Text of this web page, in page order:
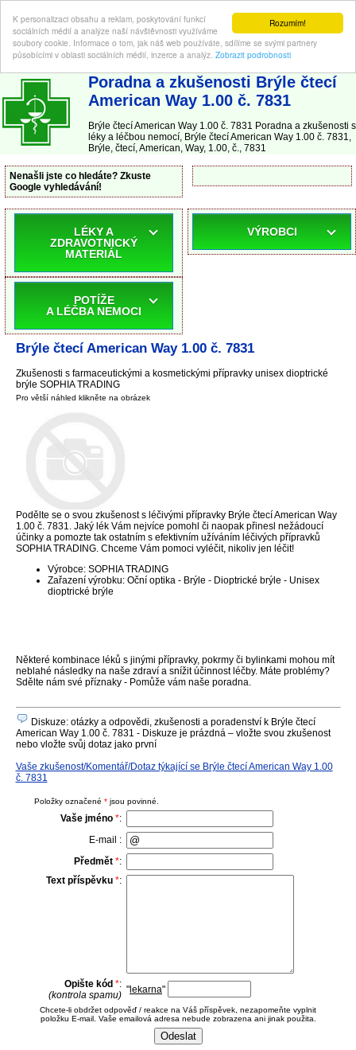
Rozumím!
K personalizaci obsahu a reklam, poskytování funkcí
sociálních médií a analýze naší návštěvnosti využíváme
soubory cookie. Informace o tom, jak náš web používáte, sdílíme se svými partnery
působícími v oblasti sociálních médií, inzerce a analýz. Zobrazit podrobnosti
ABC-LEKARNA.cz | Poradna a zkušenosti s léky a léčbou nemocí
Poradna a zkušenosti Brýle čtecí
American Way 1.00 č. 7831
Brýle čtecí American Way 1.00 č. 7831 Poradna a zkušenosti s
léky a léčbou nemocí, Brýle čtecí American Way 1.00 č. 7831,
Brýle, čtecí, American, Way, 1.00, č., 7831
Nenašli jste co hledáte? Zkuste
Google vyhledávání!
LÉKY A
ZDRAVOTNICKÝ
MATERIÁL
POTÍŽE
A LÉČBA NEMOCI
VÝROBCI
Brýle čtecí American Way 1.00 č. 7831
Zkušenosti s farmaceutickými a kosmetickými přípravky unisex dioptrické
brýle SOPHIA TRADING
Pro větší náhled klikněte na obrázek
Podělte se o svou zkušenost s léčivými přípravky Brýle čtecí American Way
1.00 č. 7831. Jaký lék Vám nejvíce pomohl či naopak přinesl nežádoucí
účinky a pomozte tak ostatním s efektivním užíváním léčivých přípravků
SOPHIA TRADING. Chceme Vám pomoci vyléčit, nikoliv jen léčit!
Výrobce: SOPHIA TRADING
Zařazení výrobku: Oční optika - Brýle - Dioptrické brýle - Unisex
dioptrické brýle
Některé kombinace léků s jinými přípravky, pokrmy či bylinkami mohou mít
neblahé následky na naše zdraví a snížit účinnost léčby. Máte problémy?
Sdělte nám své příznaky - Pomůže vám naše poradna.
Diskuze: otázky a odpovědi, zkušenosti a poradenství k Brýle čtecí
American Way 1.00 č. 7831 - Diskuze je prázdná – vložte svou zkušenost
nebo vložte svůj dotaz jako první
Vaše zkušenost/Komentář/Dotaz týkající se Brýle čtecí American Way 1.00
č. 7831
Položky označené * jsou povinné.
Vaše jméno *:
E-mail :
Předmět *:
Text příspěvku *:
Opište kód *:
(kontrola spamu) " lekarna"
Chcete-li obdržet odpověď / reakce na Váš příspěvek, nezapomeňte vyplnit
položku E-mail. Vaše emailová adresa nebude zobrazena ani jinak použita.